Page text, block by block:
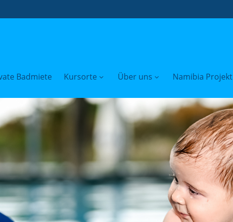
Badmiete Kursorte Über uns Namibia Projekt